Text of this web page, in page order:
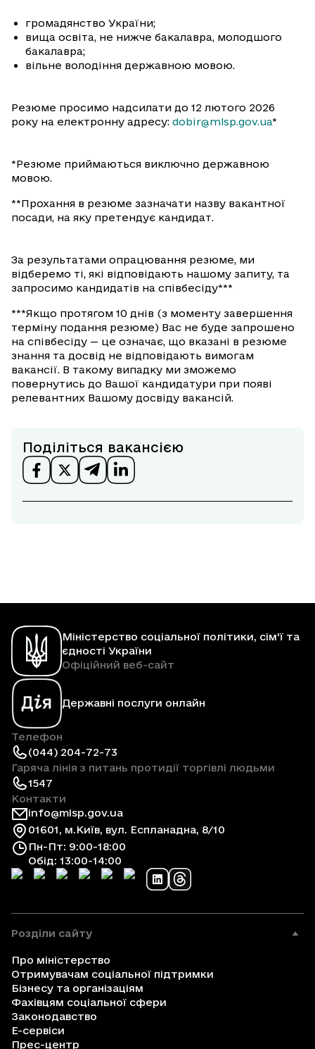
громадянство України;
вища освіта, не нижче бакалавра, молодшого
бакалавра;
вільне володіння державною мовою.
Резюме просимо надсилати до 12 лютого 2026
року на електронну адресу: dobir@mlsp.gov.ua*
*Резюме приймаються виключно державною
мовою.
**Прохання в резюме зазначати назву вакантної
посади, на яку претендує кандидат.
За результатами опрацювання резюме, ми
відберемо ті, які відповідають нашому запиту, та
запросимо кандидатів на співбесіду***
***Якщо протягом 10 днів (з моменту завершення
терміну подання резюме) Вас не буде запрошено
на співбесіду — це означає, що вказані в резюме
знання та досвід не відповідають вимогам
вакансії. В такому випадку ми зможемо
повернутись до Вашої кандидатури при появі
релевантних Вашому досвіду вакансій.
Поділіться вакансією
Міністерство соціальної політики, сім'ї та
єдності України
Офіційний веб-сайт
Державні послуги онлайн
Телефон
(044) 204-72-73
Гаряча лінія з питань протидії торгівлі людьми
1547
Контакти
info@mlsp.gov.ua
01601, м.Київ, вул. Еспланадна, 8/10
Пн-Пт: 9:00-18:00
Обід: 13:00-14:00
Розділи сайту
Про міністерство
Отримувачам соціальної підтримки
Бізнесу та організаціям
Фахівцям соціальної сфери
Законодавство
Е-сервіси
Прес-центр